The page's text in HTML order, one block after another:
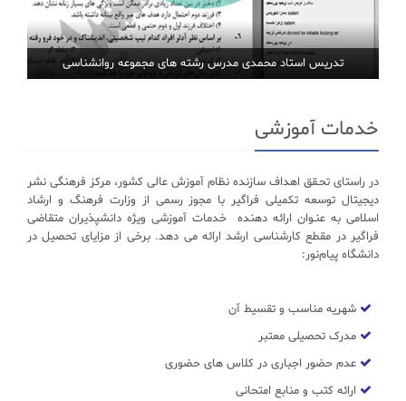
تدریس استاد محمدی مدرس رشته های مجموعه روانشناسی
خدمات آموزشی
در راستای تحـقق اهداف سازنده نظام آموزش عالی کشور، مرکز فرهنگی نشر
دیجیتال توسعه تکمیلی فراگیر با مجوز رسمی از وزارت فرهنگ و ارشاد
اسلامی به عنـوان ارائه دهنده خدمات آموزشی ویژه دانشپذیران متقاضی
فراگیر در مقطع کارشناسی ارشد ارائه می دهد. برخی از مزایای تحصیل در
دانشگاه پیام‌نور:
شهریه مناسب و تقسیط آن
مدرک تحصیلی معتبر
عدم حضور اجباری در کلاس های حضوری
ارائه کتب و منابع امتحانی